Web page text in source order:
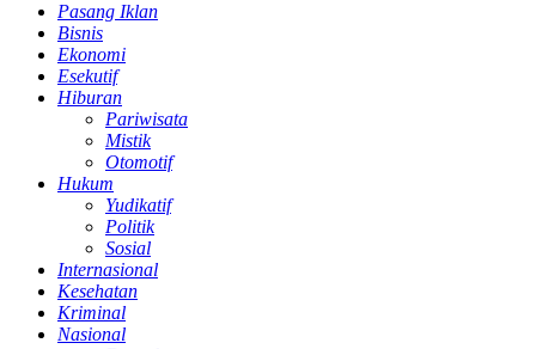
Pasang Iklan
Bisnis
Ekonomi
Esekutif
Hiburan
Pariwisata
Mistik
Otomotif
Hukum
Yudikatif
Politik
Sosial
Internasional
Kesehatan
Kriminal
Nasional